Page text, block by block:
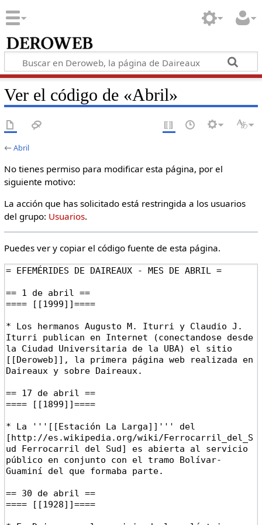
Ver el código de «Abril»
←Abril
No tienes permiso para modificar esta página, por el
siguiente motivo:
La acción que has solicitado está restringida a los usuarios
del grupo: Usuarios.
Puedes ver y copiar el código fuente de esta página.